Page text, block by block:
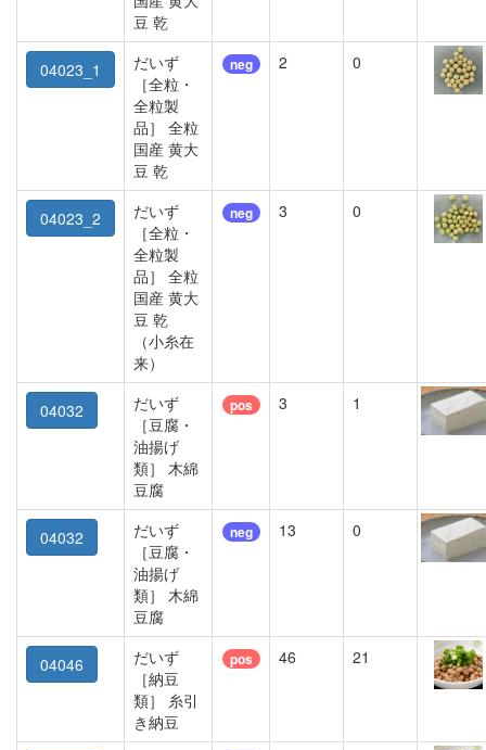
豆 乾
04023_1
だいず
［全粒・
全粒製
品］ 全粒
国産 黄大
豆 乾
neg 2 0
04023_2
だいず
［全粒・
全粒製
品］ 全粒
国産 黄大
豆 乾
（小糸在
来）
neg 3 0
04032
だいず
［豆腐・
油揚げ
類］ 木綿
豆腐
pos 3 1
04032
だいず
［豆腐・
油揚げ
類］ 木綿
豆腐
neg 13 0
04046
だいず
［納豆
類］ 糸引
き納豆
pos 46 21